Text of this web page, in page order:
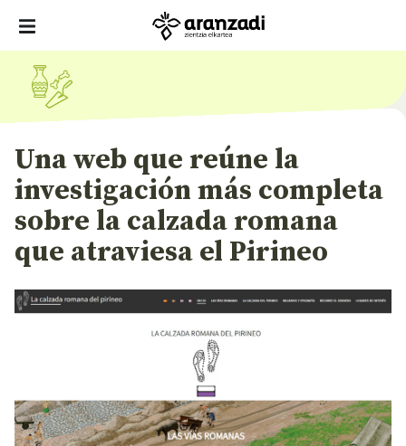
Una web que reúne la
investigación más completa
sobre la calzada romana
que atraviesa el Pirineo